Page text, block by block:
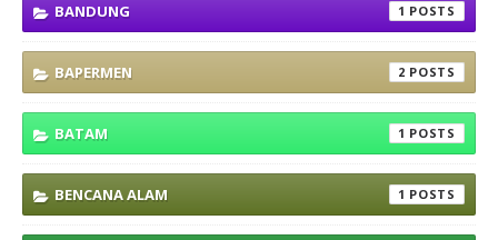
BANDUNG 1
BAPERMEN 2
BATAM 1
BENCANA ALAM 1